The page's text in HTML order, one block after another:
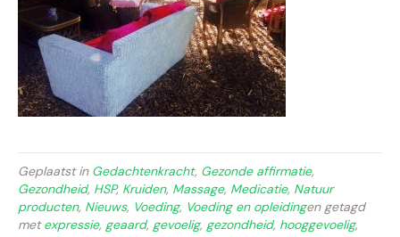
Geplaatst in Gedachtenkracht, Gezonde affirmatie,
Gezondheid, HSP, Kruiden, Massage, Medicatie, Natuur
producten, Nieuws, Voeding, Voeding en opleidingen getagd
metexpressie, geaard, gevoelig, gezondheid, hooggevoelig,